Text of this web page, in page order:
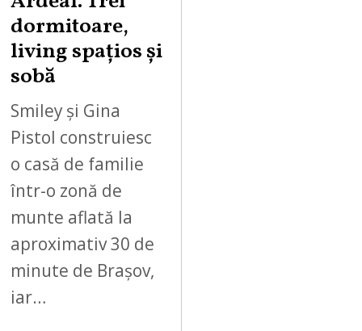
dormitoare,
living spațios și
sobă
Smiley și Gina
Pistol construiesc
o casă de familie
într-o zonă de
munte aflată la
aproximativ 30 de
minute de Brașov,
iar…